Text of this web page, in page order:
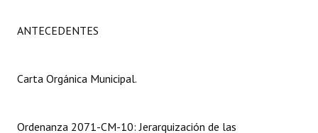
Carta Orgánica 2007
ANTECEDENTES
Carta Orgánica Municipal.
Ordenanza 2071-CM-10: Jerarquización de las